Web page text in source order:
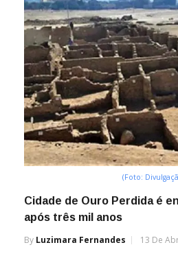
(Foto:
Cidade de Ouro Perdida é
após três mil anos
By Luzimara Fernandes 13 De